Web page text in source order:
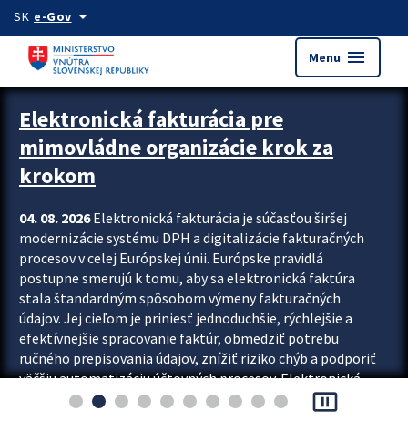
Preskocit na hlavný obsah
SK e-Govarrow_drop_down
Menu menu
Zastavit automatický posun upútavok
Elektronická fakturácia pre
mimovládne organizácie krok za
krokom
04. 08. 2026Elektronická fakturácia je súčasťou širšej
modernizácie systému DPH a digitalizácie fakturačných
procesov v celej Európskej únii. Európske pravidlá
postupne smerujú k tomu, aby sa elektronická faktúra
stala štandardným spôsobom výmeny fakturačných
údajov. Jej cieľom je priniesť jednoduchšie, rýchlejšie a
efektívnejšie spracovanie faktúr, obmedziť potrebu
ručného prepisovania údajov, znížiť riziko chýb a podporiť
väčšiu automatizáciu účtovných procesov. Elektronická
fakturácia preto nepredstavuje...
pause_presentation